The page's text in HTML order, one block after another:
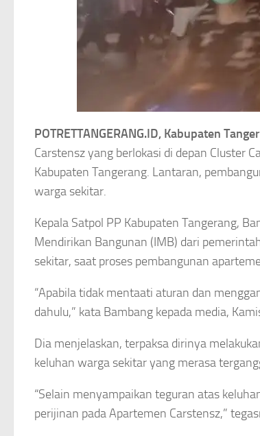
POTRETTANGERANG.ID, Kabupaten
Carstensz yang berlokasi di depan Cluster
Kabupaten Tangerang. Lantaran,
warga sekitar.
Kepala Satpol PP Kabupaten Tangerang,
Mendirikan Bangunan (IMB) dari
sekitar, saat proses pembangunan
“Apabila tidak mentaati aturan dan
dahulu,” kata Bambang kepada media,
Dia menjelaskan, terpaksa dirinya
keluhan warga sekitar yang merasa
“Selain menyampaikan teguran atas
perijinan pada Apartemen Carstensz,”